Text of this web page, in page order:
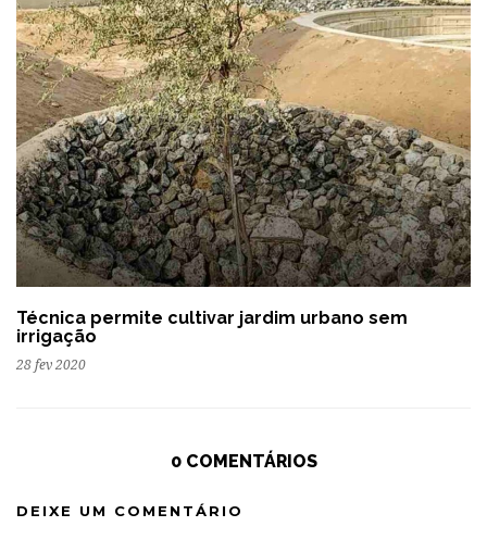
Técnica permite cultivar jardim urbano sem
irrigação
28 fev 2020
0 COMENTÁRIOS
DEIXE UM COMENTÁRIO